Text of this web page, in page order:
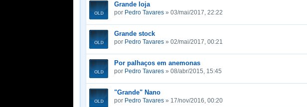
Grande loja
por Pedro Tavares » 03/mai/2017, 22:22
Grande stock
por Pedro Tavares » 02/mai/2017, 00:21
Por palhaços em anemonas
por Pedro Tavares » 08/abr/2015, 15:45
"Grande" Nano
por Pedro Tavares » 17/nov/2016, 00:20